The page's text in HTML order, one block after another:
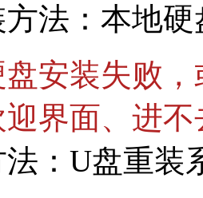
法：本地
盘安装失败
界面、 进不
：U盘重装